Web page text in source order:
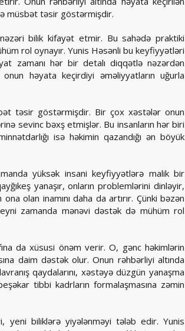
müsbət təsir göstərmişdir.
bilik kifayət etmir. Bu sahədə praktiki
rol oynayır. Yunis Həsənli bu keyfiyyətləri
zamanı hər bir detalı diqqətlə nəzərdən
həyata keçirdiyi əməliyyatların uğurla
təsir göstərmişdir. Bir çox xəstələr onun
sevinc bəxş etmişlər. Bu insanların hər biri
isə həkimin qazandığı ən böyük
yüksək insani keyfiyyətlərə malik bir
yanaşır, onların problemlərini dinləyir,
olan inamını daha da artırır. Çünki bəzən
zamanda mənəvi dəstək də mühüm rol
da xüsusi önəm verir. O, gənc həkimlərin
daim dəstək olur. Onun rəhbərliyi altında
qaydalarını, xəstəyə düzgün yanaşma
tibbi kadrların formalaşmasına zəmin
yeni biliklərə yiyələnməyi tələb edir. Yunis